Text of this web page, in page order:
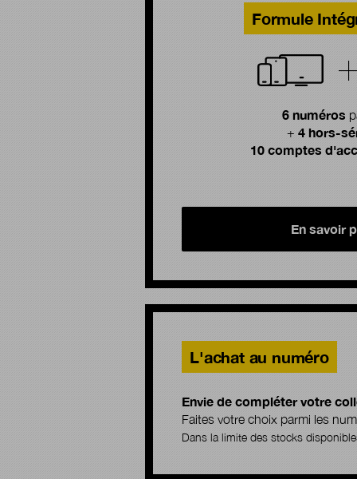
Formule
6 numéros
+ 4 hors-
10 comptes
En savoir
L'achat au numéro
Envie de compléter votre
Faites votre choix parmi les
Dans la limite des stocks